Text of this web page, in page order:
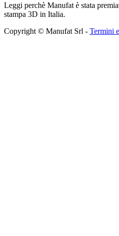
Leggi perchè Manufat è stata
stampa 3D in Italia.
Copyright © Manufat Srl - Termini